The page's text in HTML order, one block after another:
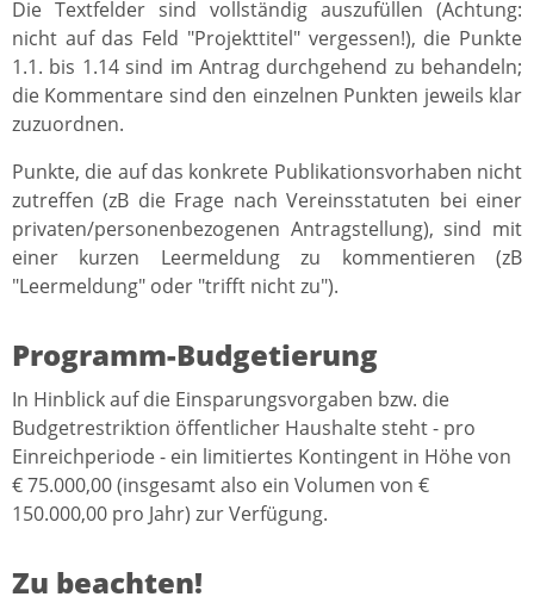
Die Textfelder sind vollständig auszufüllen (Achtung:
nicht auf das Feld "Projekttitel" vergessen!), die Punkte
1.1. bis 1.14 sind im Antrag durchgehend zu behandeln;
die Kommentare sind den einzelnen Punkten jeweils klar
zuzuordnen.
Punkte, die auf das konkrete Publikationsvorhaben nicht
zutreffen (zB die Frage nach Vereinsstatuten bei einer
privaten/personenbezogenen Antragstellung), sind mit
einer kurzen Leermeldung zu kommentieren (zB
"Leermeldung" oder "trifft nicht zu").
Programm-Budgetierung
In Hinblick auf die Einsparungsvorgaben bzw. die
Budgetrestriktion öffentlicher Haushalte steht - pro
Einreichperiode - ein limitiertes Kontingent in Höhe von
€ 75.000,00 (insgesamt also ein Volumen von €
150.000,00 pro Jahr) zur Verfügung.
Zu beachten!